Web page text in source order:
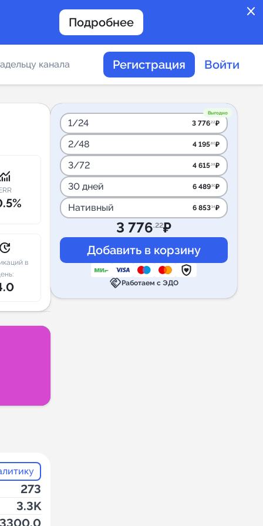
close
Подробнее
каналов в
канала Регистрация Войти
в
273
3.3K
3300.0
Выгодно
1/24 3 776.22₽
2/48 4 195.80₽
3/72 4 615.38₽
30 дней 6 489.50₽
Нативный 6 853.14₽
3 776.22₽
handshakeРаботаем с ЭДО